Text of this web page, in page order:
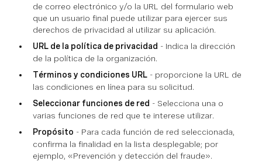
de correo electrónico y/o la URL del formulario web
que un usuario final puede utilizar para ejercer sus
derechos de privacidad al utilizar su aplicación.
URL de la política de privacidad - Indica la dirección
de la política de la organización.
Términos y condiciones URL - proporcione la URL de
las condiciones en línea para su solicitud.
Seleccionar funciones de red - Selecciona una o
varias funciones de red que te interese utilizar.
Propósito - Para cada función de red seleccionada,
confirma la finalidad en la lista desplegable; por
ejemplo, «Prevención y detección del fraude».